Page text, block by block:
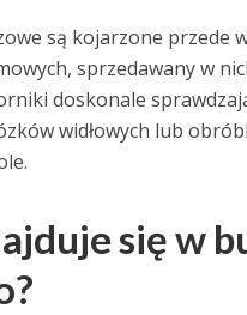
są kojarzone przede
sprzedawany w
doskonale
widłowych lub
się w